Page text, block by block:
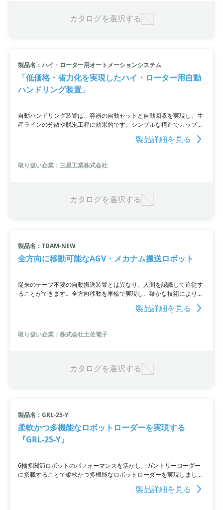
カタログを選択する
製品名：ハイ・ローター用オートメーションシステム
「低価格・省力化を実現したハイ・ローター用自動
ハンドリング装置」
自動ハンドリング装置は、容器の自動セットと自動回収を実現し、生
産ラインの分散や脱泡工程に効果的です。シンプルな構造でカップの
挿入を完了し、ストック数の増加により無人化時間を増やすことがで
きます。安価でありながら安全性も確保し、ユーザーの指定容器に合
ハイローターとシステムが一体化しており、工場内での移動も自由に
行えます。
製品詳細を見る
取り扱い企業：三星工業株式会社
カタログを選択する
製品名：TDAM-NEW
全方向に移動可能なAGV・メカナム搬送ロボット
従来のテープ不要の自動搬送装置とは異なり、人間を認識して追従す
ることができます。全方向移動を車輪で実現し、確かな技術により移
動時の誤差やズレを集中コントロールすることで、安定した移動を実
現。製造・加工機械や産業用ロボットに採用され、自動車工場や電子
スタム対応できる製品です。
製品詳細を見る
取り扱い企業：株式会社土佐電子
カタログを選択する
製品名：GRL-25-Y
柔軟かつ多機能なロボットローダーを実現する
『GRL-25-Y』
6軸多関節ロボットのパフォーマンスを活かし、ガントリーローダー
に搭載することで柔軟かつ多機能なロボットローダーを実現しまし
た。自由な位置決めと姿勢が、周辺装置のコンパクト化や全体レイア
ウトの省スペース化を実現し、設備導入時のコストも低減。さらに、
製品詳細を見る